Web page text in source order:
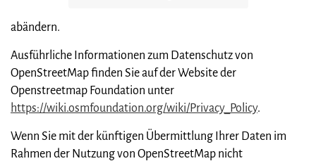
abändern.
Ausführliche Informationen zum Datenschutz von
OpenStreetMap finden Sie auf der Website der
Openstreetmap Foundation unter
https://wiki.osmfoundation.org/wiki/Privacy_Policy.
Wenn Sie mit der künftigen Übermittlung Ihrer Daten im
Rahmen der Nutzung von OpenStreetMap nicht